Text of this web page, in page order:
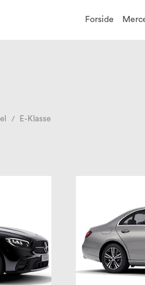
Forside
/ E-Klasse